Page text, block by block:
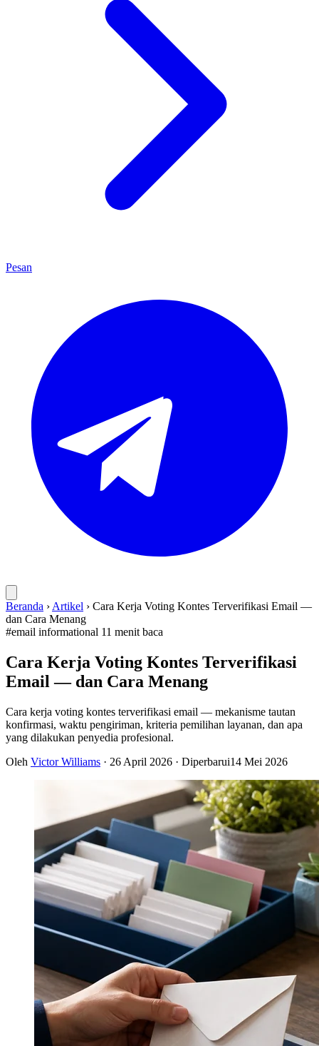
Pesan
Beranda › Artikel › Cara Kerja Voting Kontes Terverifikasi Email —
dan Cara Menang
#email informational 11 menit baca
Cara Kerja Voting Kontes Terverifikasi
Email — dan Cara Menang
Cara kerja voting kontes terverifikasi email — mekanisme tautan
konfirmasi, waktu pengiriman, kriteria pemilihan layanan, dan apa
yang dilakukan penyedia profesional.
Oleh Victor Williams · 26 April 2026 · Diperbarui14 Mei 2026